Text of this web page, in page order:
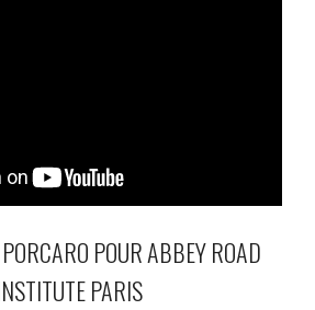
POUR ABBEY ROAD
PARIS